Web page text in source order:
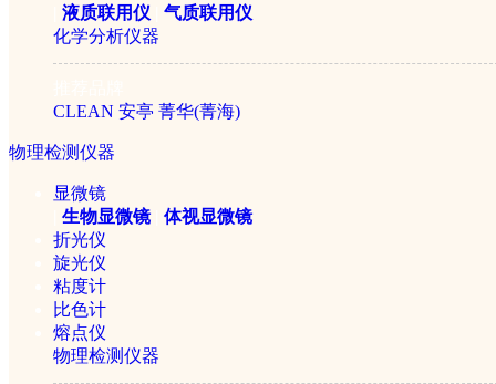
液质联用仪
气质联用仪
化学分析仪器
CLEAN 安亭 菁华(菁海)
物理检测仪器
显微镜
生物显微镜
体视显微镜
折光仪
旋光仪
粘度计
比色计
熔点仪
物理检测仪器
美国BEACON 呕吐毒素
￥3000元